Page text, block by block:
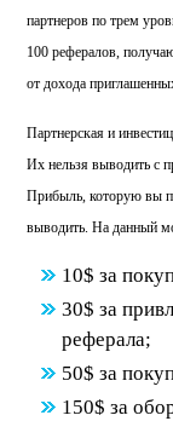
партнеров по трем
100 рефералов,
от дохода
Партнерская и
Их нельзя выводить с
Прибыль, которую вы
выводить. На данный
10$ за
30$ за
реферала;
50$ за
150$ за